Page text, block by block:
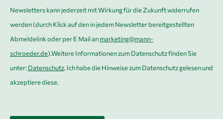
Newsletters kann jederzeit mit Wirkung für die Zukunft widerrufen
werden (durch Klick auf den in jedem Newsletter bereitgestellten
Abmeldelink oder per E Mail anmarketing@mann-
schroeder.de).Weitere Informationen zum Datenschutz finden Sie
unter:Datenschutz. Ich habe die Hinweise zum Datenschutz gelesen und
akzeptiere diese.